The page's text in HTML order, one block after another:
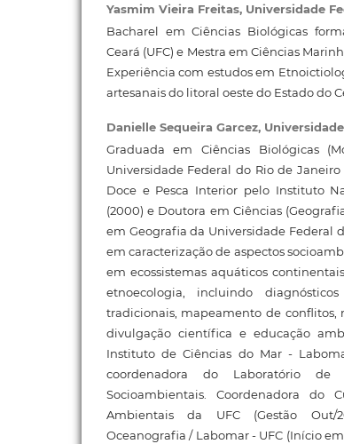
Yasmim Vieira Freitas, Universidade
Bacharel em Ciências Biológicas
Ceará (UFC) e Mestra em Ciências
Experiência com estudos em
artesanais do litoral oeste do Estado do
Danielle Sequeira Garcez,
Graduada em Ciências Biológicas
Universidade Federal do Rio de
Doce e Pesca Interior pelo Instituto
(2000) e Doutora em Ciências
em Geografia da Universidade Federal
em caracterização de aspectos
em ecossistemas aquáticos
etnoecologia, incluindo
tradicionais, mapeamento de conflitos,
divulgação científica e educação
Instituto de Ciências do Mar -
coordenadora do Laboratório de
Socioambientais. Coordenadora do
Ambientais da UFC (Gestão Out/
Oceanografia / Labomar - UFC (Início